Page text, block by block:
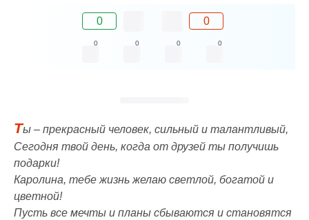
0 0
0 0 0 0
Ты – прекрасный человек, сильный и талантливый,
Сегодня твой день, когда от друзей ты получишь
подарки!
Каролина, тебе жизнь желаю светлой, богатой и
цветной!
Пусть все мечты и планы сбываются и становятся